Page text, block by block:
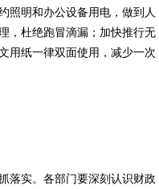
照明和办公设备用电，做到人
，杜绝跑冒滴漏；加快推行无
用纸一律双面使用，减少一次
落实。各部门要深刻认识财政